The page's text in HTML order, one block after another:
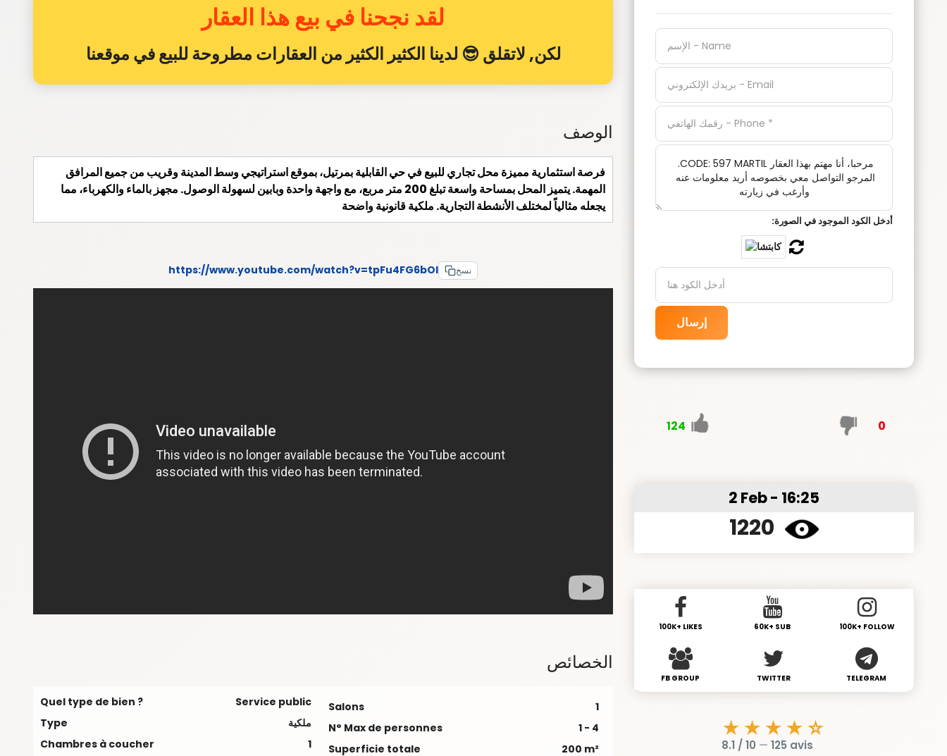
لقد نجحنا في بيع هذا العقار
لكن, لاتقلق 😎 لدينا الكثير الكثير من العقارات مطروحة للبيع في موقعنا
الوصف
فرصة استثمارية مميزة محل تجاري للبيع في حي القابلية بمرتيل، بموقع استراتيجي وسط المدينة وقريب من جميع المرافق
المهمة. يتميز المحل بمساحة واسعة تبلغ 200 متر مربع، مع واجهة واحدة وبابين لسهولة الوصول. مجهز بالماء والكهرباء، مما
يجعله مثالياً لمختلف الأنشطة التجارية. ملكية قانونية واضحة
https://www.youtube.com/watch?v=tpFu4FG6bOI نسخ
الخصائص
Quel type de bien ?
Service public
Type
ملكية
Chambres à coucher
1
Salons
1
N° Max de personnes
1 - 4
Superficie totale
200 m²
أدخل الكود الموجود في الصورة:
إرسال
124 0
2 Feb - 16:25
1220
100K+ LIKES 60K+ SUB 100K+ FOLLOW
FB GROUP TWITTER TELEGRAM
★★★★☆
8.1 / 10 — 125 avis